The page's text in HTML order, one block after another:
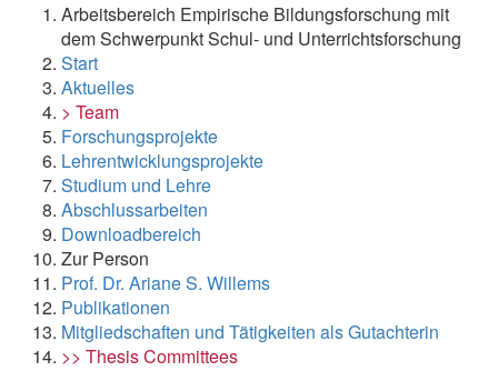
Arbeitsbereich Empirische Bildungsforschung mit
dem Schwerpunkt Schul- und Unterrichtsforschung
Start
Aktuelles
> Team
Forschungsprojekte
Lehrentwicklungsprojekte
Studium und Lehre
Abschlussarbeiten
Downloadbereich
Zur Person
Prof. Dr. Ariane S. Willems
Publikationen
Mitgliedschaften und Tätigkeiten als Gutachterin
>> Thesis Committees